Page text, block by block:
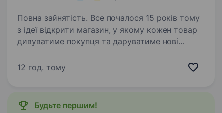
Повна зайнятість. Все почалося 15 років тому
з ідеї відкрити магазин, у якому кожен товар
дивуватиме покупця та даруватиме нові
понад 500 магазинів у 16 областях України,
12 год. тому
Будьте першим!